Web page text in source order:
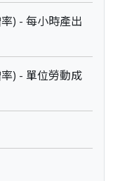
) - 每小時產出
) - 單位勞動成